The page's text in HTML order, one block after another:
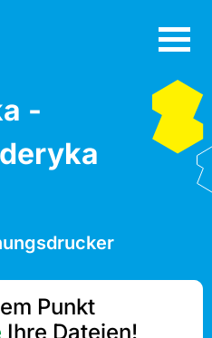
-
Punkt
Ihre Dateien!